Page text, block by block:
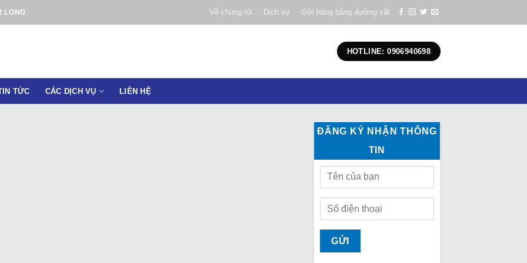
LONG Về chúng tôi Dịch vụ Gửi hàng bằng đường sắt
HOTLINE: 0906940698
TỨC CÁC DỊCH VỤ LIÊN HỆ
ĐĂNG KÝ NHẬN THÔNG
TIN